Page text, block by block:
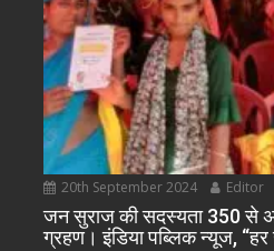
20th September 2024 Editor
जन सुराज की सदस्यता 350 से
ग्रहण। इंडिया पब्लिक न्यूज,